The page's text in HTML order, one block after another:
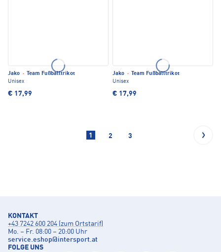
Jako ·
Team Fußballtrikot
Unisex
€ 17,99
Jako ·
Team Fußballtrikot
Unisex
€ 17,99
1 2 3
KONTAKT
+43 7242 600 204 (zum Ortstarif)
Mo. – Fr. 08:00 – 20:00 Uhr
service.eshop@intersport.at
FOLGE UNS